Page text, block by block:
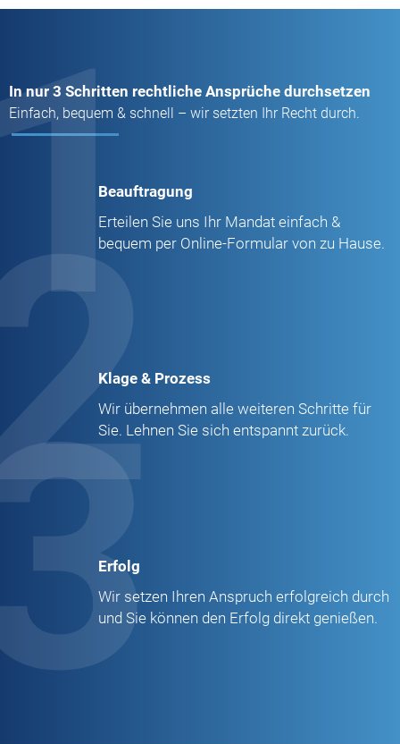
In nur 3 Schritten rechtliche Ansprüche durchsetzen
Einfach, bequem & schnell – wir setzten Ihr Recht durch.
Beauftragung
Erteilen Sie uns Ihr Mandat einfach &
bequem per Online-Formular von zu Hause.
Klage & Prozess
Wir übernehmen alle weiteren Schritte für
Sie. Lehnen Sie sich entspannt zurück.
Erfolg
Wir setzen Ihren Anspruch erfolgreich durch
und Sie können den Erfolg direkt genießen.